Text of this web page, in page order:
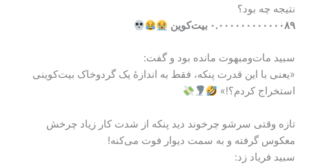
نتیجه چه بود؟
۰.۰۰۰۰۰۰۰۰۰۰۰۰۸۹ بیت‌کوین
سبید مات‌ومبهوت مانده بود و گفت:
«یعنی با این قدرت پنکه، فقط به اندازهٔ یک گردوخاک بیت‌کوینی
استخراج کردم؟!»
تازه وقتی سرشو چرخوند دید پنکه از شدت کار زیاد چرخش
معکوس گرفته و به سمت دیوار فوت می‌کنه!
سبید فریاد زد: